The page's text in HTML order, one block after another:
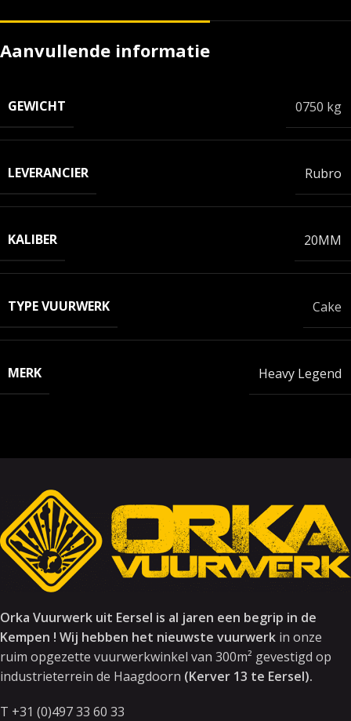
Aanvullende informatie
GEWICHT 0750 kg
LEVERANCIER Rubro
KALIBER 20MM
TYPE VUURWERK Cake
MERK Heavy Legend
Orka Vuurwerk uit Eersel is al jaren een begrip in de
Kempen ! Wij hebben het nieuwste vuurwerk in onze
ruim opgezette vuurwerkwinkel van 300m² gevestigd op
industrieterrein de Haagdoorn (Kerver 13 te Eersel).
T +31 (0)497 33 60 33